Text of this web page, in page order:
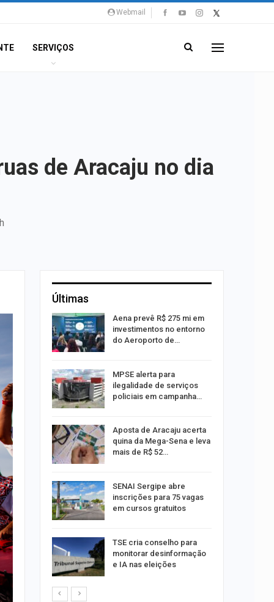
Webmail
SERVIÇOS
de Aracaju no dia
Últimas
Novo
e
por
o
Aena prevê R$ 275 mi em
investimentos no entorno
do Aeroporto de…
MPSE alerta para
ilegalidade de serviços
policiais em campanha…
Aposta de Aracaju acerta
quina da Mega-Sena e leva
mais de R$ 52…
SENAI Sergipe abre
inscrições para 75 vagas
em cursos gratuitos
TSE cria conselho para
monitorar desinformação
e IA nas eleições